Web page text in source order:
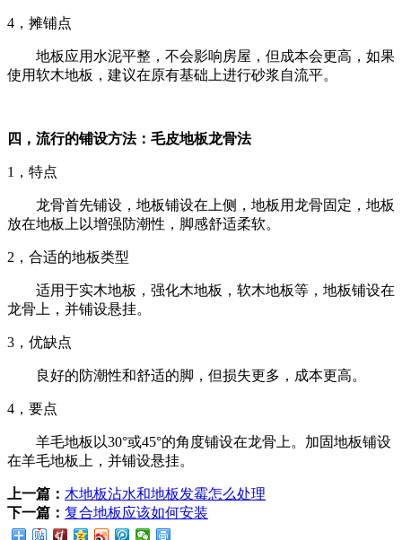
4，摊铺点
地板应用水泥平整，不会影响房屋，但成本会更高，如果
使用软木地板，建议在原有基础上进行砂浆自流平。
四，流行的铺设方法：毛皮地板龙骨法
1，特点
龙骨首先铺设，地板铺设在上侧，地板用龙骨固定，地板
放在地板上以增强防潮性，脚感舒适柔软。
2，合适的地板类型
适用于实木地板，强化木地板，软木地板等，地板铺设在
龙骨上，并铺设悬挂。
3，优缺点
良好的防潮性和舒适的脚，但损失更多，成本更高。
4，要点
羊毛地板以30°或45°的角度铺设在龙骨上。加固地板铺设
在羊毛地板上，并铺设悬挂。
上一篇： 木地板沾水和地板发霉怎么处理
下一篇： 复合地板应该如何安装